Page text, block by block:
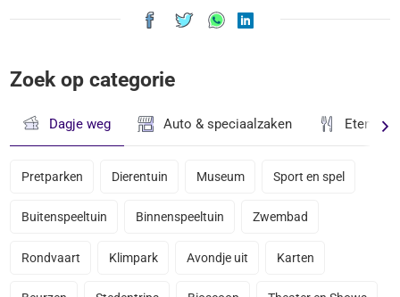
Zoek op categorie
Dagje weg Auto & speciaalzaken Eten &
Pretparken Dierentuin Museum Sport en spel
Buitenspeeltuin Binnenspeeltuin Zwembad
Rondvaart Klimpark Avondje uit Karten